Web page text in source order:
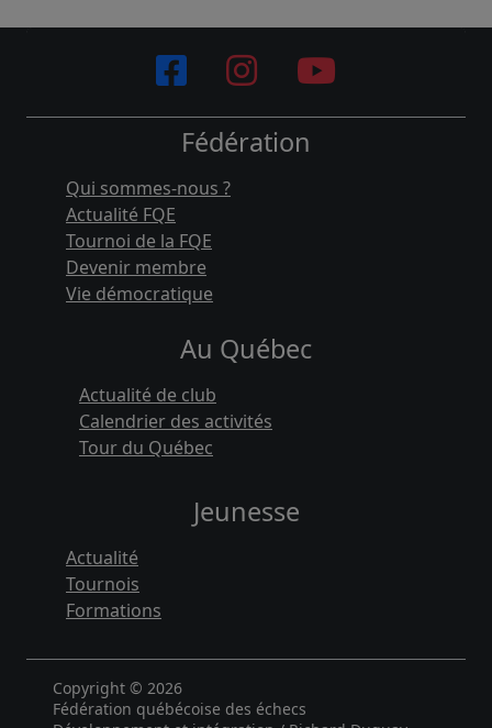
Fédération
Qui sommes-nous ?
Actualité FQE
Tournoi de la FQE
Devenir membre
Vie démocratique
Au Québec
Actualité de club
Calendrier des activités
Tour du Québec
Jeunesse
Actualité
Tournois
Formations
Copyright © 2026
Fédération québécoise des échecs